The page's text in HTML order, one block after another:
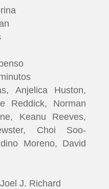
Anjelica Huston,
Reddick, Norman
Keanu Reeves,
Choi Soo-
Moreno, David
J. Richard